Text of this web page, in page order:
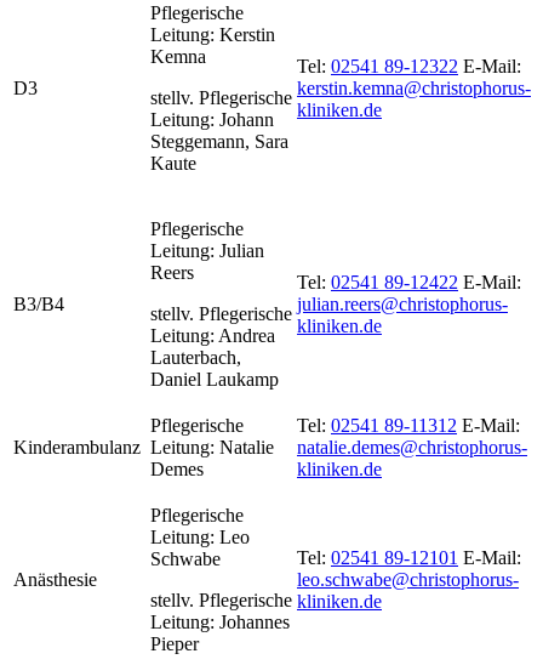
D3
Pflegerische
Leitung: Kerstin
Kemna
stellv. Pflegerische
Leitung: Johann
Steggemann, Sara
Kaute
Tel: 02541 89-12322 E-Mail:
kerstin.kemna@christophorus-
kliniken.de
B3/B4
Pflegerische
Leitung: Julian
Reers
stellv. Pflegerische
Leitung: Andrea
Lauterbach,
Daniel Laukamp
Tel: 02541 89-12422 E-Mail:
julian.reers@christophorus-
kliniken.de
Kinderambulanz
Pflegerische
Leitung: Natalie
Demes
Tel: 02541 89-11312 E-Mail:
natalie.demes@christophorus-
kliniken.de
Anästhesie
Pflegerische
Leitung: Leo
Schwabe
stellv. Pflegerische
Leitung: Johannes
Pieper
Tel: 02541 89-12101 E-Mail:
leo.schwabe@christophorus-
kliniken.de